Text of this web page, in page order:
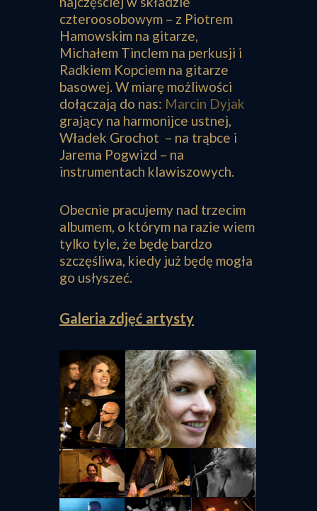
czteroosobowym – z Piotrem
Hamowskim na gitarze,
Michałem Tinclem na perkusji i
Radkiem Kopciem na gitarze
basowej. W miarę możliwości
dołączają do nas: Marcin Dyjak
grający na harmonijce ustnej,
Władek Grochot – na trąbce i
Jarema Pogwizd – na
instrumentach klawiszowych.
Obecnie pracujemy nad trzecim
albumem, o którym na razie wiem
tylko tyle, że będę bardzo
szczęśliwa, kiedy już będę mogła
go usłyszeć.
Galeria zdjęć artysty